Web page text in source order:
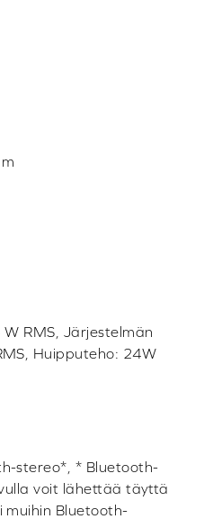
RMS, Järjestelmän
Huipputeho: 24W
stereo*, * Bluetooth-
voit lähettää täyttä
Bluetooth-